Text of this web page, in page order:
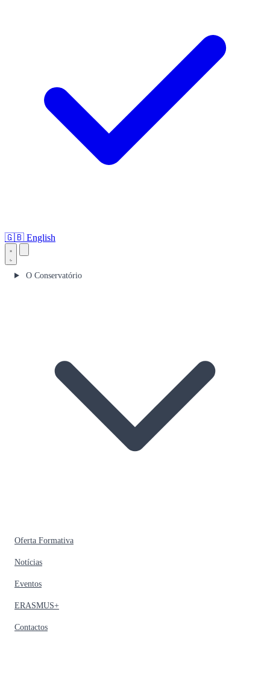
🇬🇧 English
O Conservatório
Oferta Formativa
Notícias
Eventos
ERASMUS+
Contactos